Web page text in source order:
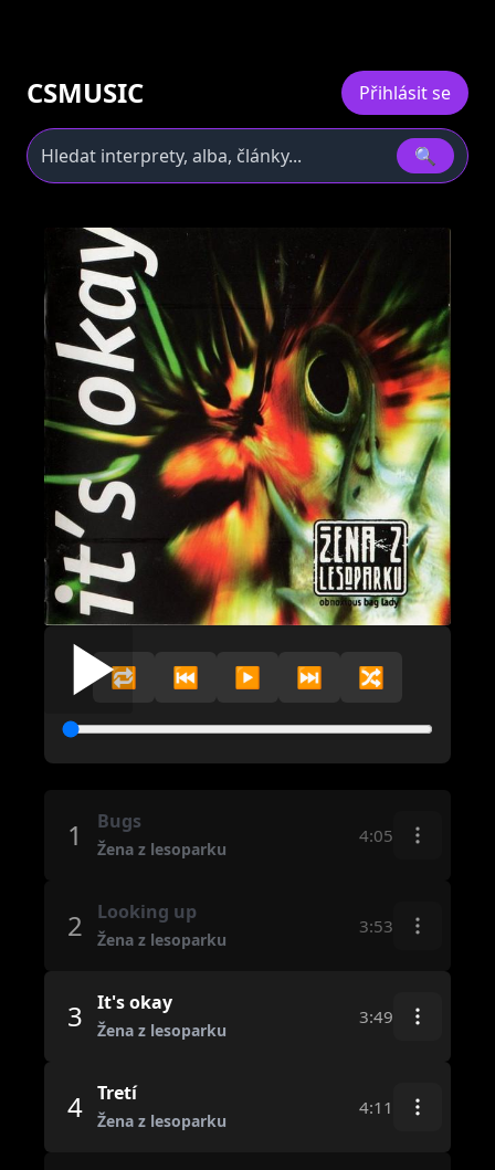
CSMUSIC Přihlásit se
🔍
🔁 ⏮️ ▶️ ⏭️ 🔀
1 Bugs
Žena z lesoparku
4:05
2 Looking up
Žena z lesoparku
3:53
3 It's okay
Žena z lesoparku
3:49
4 Tretí
Žena z lesoparku
4:11